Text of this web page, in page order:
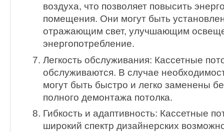
воздуха, что позволяет повысить
помещения. Они могут быть
отражающим свет, улучшающим
энергопотребление.
Легкость обслуживания: Кассетные
обслуживаются. В случае
могут быть быстро и легко заменены
полного демонтажа потолка.
Гибкость и адаптивность: Кассетные
широкий спектр дизайнерских